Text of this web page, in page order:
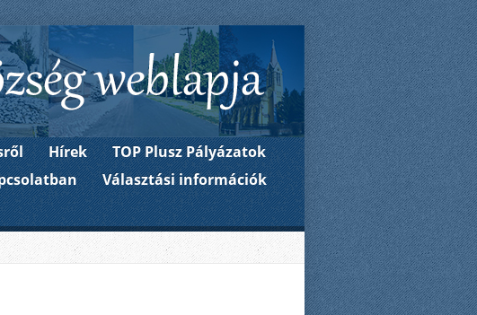
Önkormányzata weboldala
Hírek
TOP Plusz Pályázatok
Választási információk